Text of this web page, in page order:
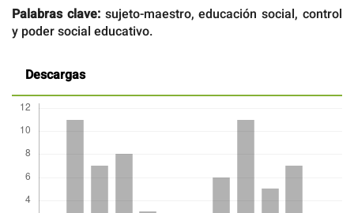
Palabras clave:sujeto-maestro, educación social, control
y poder social educativo.
Descargas